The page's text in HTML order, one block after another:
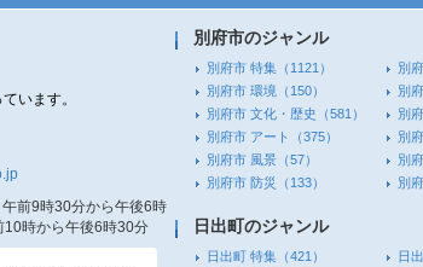
います。
午前9時30分から午後6時
10時から午後6時30分
別府市のジャンル
別府市 特集 （1121） 別
別府市 環境 （150） 別
別府市 文化・歴史 （581） 別
別府市 アート
（375） 別
別府市 風景 （57） 別
別府市 防災
（133） 別
日出町のジャンル
日出町 特集 （421） 日